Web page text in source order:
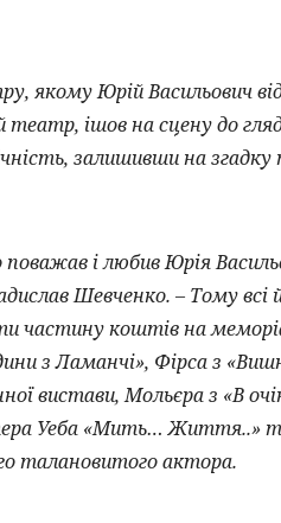
якому Юрій Васильович
театр, ішов на сцену до
залишивши на згадку
і любив Юрія
Шевченко. – Тому всі
частину коштів на
з Ламанчі», Фірса з
вистави, Мольєра з «В
Уеба «Мить… Життя..»
талановитого актора.